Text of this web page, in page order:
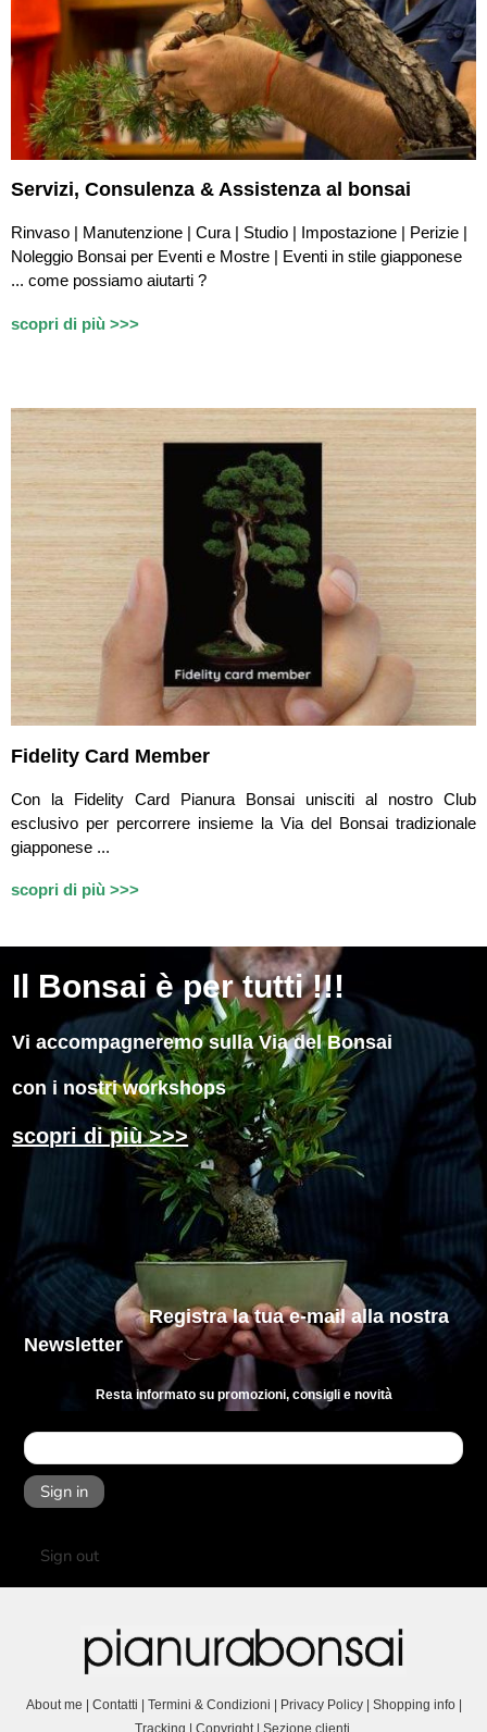
Servizi, Consulenza & Assistenza al bonsai
Rinvaso | Manutenzione | Cura | Studio | Impostazione | Perizie |
Noleggio Bonsai per Eventi e Mostre | Eventi in stile giapponese
... come possiamo aiutarti ?
scopri di più >>>
Fidelity Card Member
Con la Fidelity Card Pianura Bonsai unisciti al nostro Club
esclusivo per percorrere insieme la Via del Bonsai tradizionale
giapponese ...
scopri di più >>>
Il Bonsai è per tutti !!!
Vi accompagneremo sulla Via del Bonsai
con i nostri workshops
scopri di più >>>
Registra la tua e-mailalla nostra
Newsletter
Resta informato su promozioni, consigli e novità
Sign in
Sign out
About me Contatti Termini & Condizioni Privacy Policy| Shopping info|